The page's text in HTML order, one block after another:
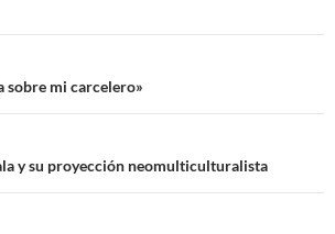
sobre mi carcelero»
y su proyección neomulticulturalista